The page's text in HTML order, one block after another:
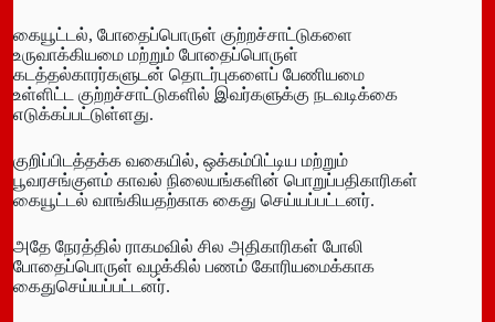
கையூட்டல், போதைப்பொருள் குற்றச்சாட்டுகளை
உருவாக்கியமை மற்றும் போதைப்பொருள்
கடத்தல்காரர்களுடன் தொடர்புகளைப் பேணியமை
உள்ளிட்ட குற்றச்சாட்டுகளில் இவர்களுக்கு நடவடிக்கை
எடுக்கப்பட்டுள்ளது.
குறிப்பிடத்தக்க வகையில், ஒக்கம்பிட்டிய மற்றும்
பூவரசங்குளம் காவல் நிலையங்களின் பொறுப்பதிகாரிகள்
கையூட்டல் வாங்கியதற்காக கைது செய்யப்பட்டனர்.
அதே நேரத்தில் ராகமவில் சில அதிகாரிகள் போலி
போதைப்பொருள் வழக்கில் பணம் கோரியமைக்காக
கைதுசெய்யப்பட்டனர்.